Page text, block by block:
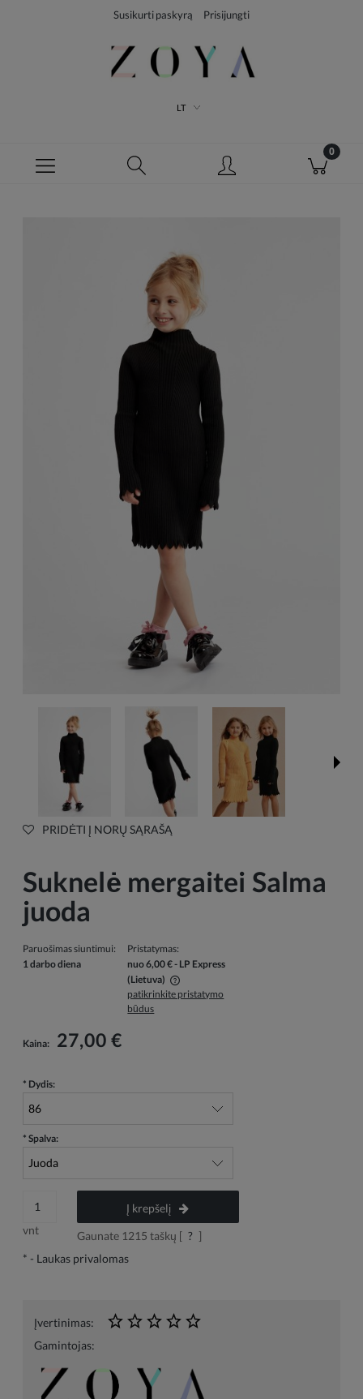
Susikurti paskyrą Prisijungti
LT
PRIDĖTI Į NORŲ SĄRAŠĄ
Suknelė mergaitei Salma
juoda
Paruošimas siuntimui:
1 darbo diena
Pristatymas:
nuo 6,00 €- LP Express
(Lietuva)
Į kainą neįskaičiuotos galimos mokėjimo išlaidos
patikrinkite pristatymo
būdus
Kaina: 27,00 €
* Dydis:
* Spalva:
vnt
Į krepšelį
Gaunate 1215 taškų [ ? ]
* - Laukas privalomas
Įvertinimas:
Gamintojas: